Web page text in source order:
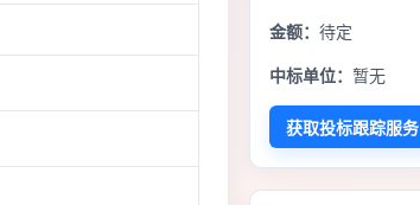
金额： 待定
中标单位： 暂无
获取投标跟踪服务